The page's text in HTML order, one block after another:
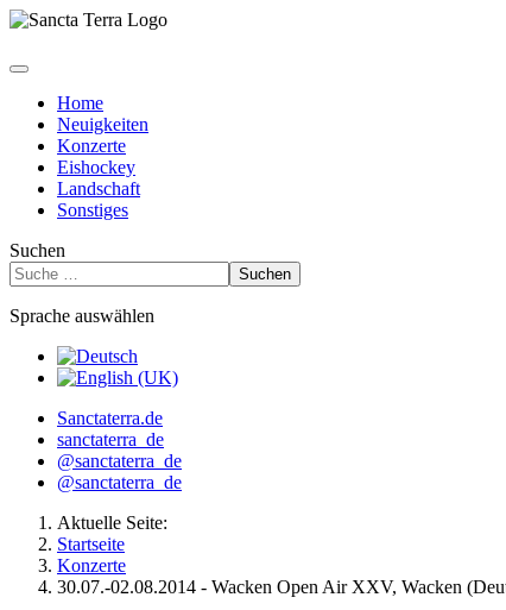
Home
Neuigkeiten
Konzerte
Eishockey
Landschaft
Sonstiges
Suchen
Suchen
Sprache auswählen
Sanctaterra.de
sanctaterra_de
@sanctaterra_de
@sanctaterra_de
Aktuelle Seite:
Startseite
Konzerte
30.07.-02.08.2014 - Wacken Open Air XXV, Wacken